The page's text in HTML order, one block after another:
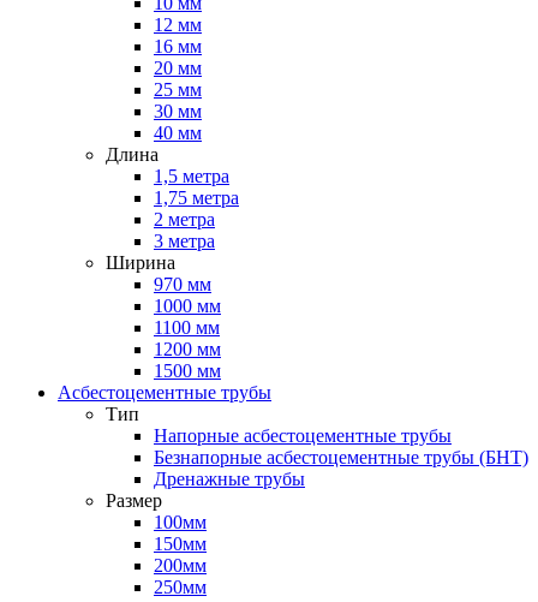
12 мм
16 мм
20 мм
25 мм
30 мм
40 мм
Длина
1,5 метра
1,75 метра
2 метра
3 метра
Ширина
970 мм
1000 мм
1100 мм
1200 мм
1500 мм
Асбестоцементные трубы
Тип
Напорные асбестоцементные трубы
Безнапорные асбестоцементные трубы (БНТ)
Дренажные трубы
Размер
100мм
150мм
200мм
250мм